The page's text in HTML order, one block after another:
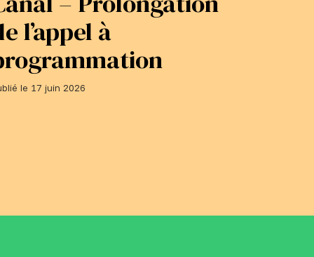
l’appel à
le 17 juin 2026